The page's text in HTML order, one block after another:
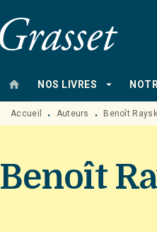
MENU RECHERCHE
home NOS LIVRES arrow_drop_down
Accueil • Auteurs • Benoît
Benoît